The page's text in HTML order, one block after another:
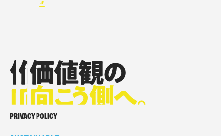
価値観の
向 こう側へ。
価値観の
向こう側へ。
価値観の
向こう側へ。
価値観の向こう側へ。
PRIVACY POLICY